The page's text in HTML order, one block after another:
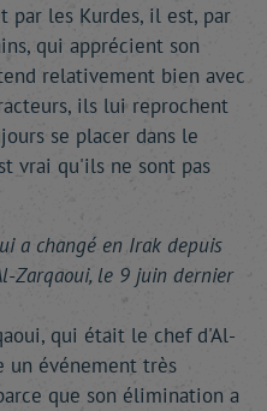
par les Kurdes, il est, par
qui apprécient son
relativement bien avec
ils lui reprochent
se placer dans le
vrai qu'ils ne sont pas
a changé en Irak depuis
Zarqaoui, le 9 juin dernier
qui était le chef d'Al-
un événement très
que son élimination a